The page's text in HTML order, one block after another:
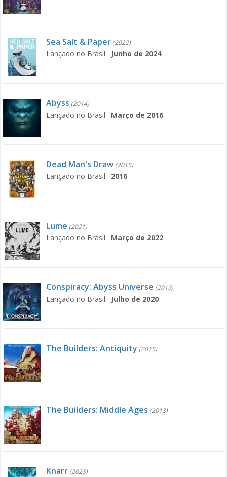
Sea Salt & Paper (2022)
Lançado no Brasil : Junho de 2024
Abyss (2014)
Lançado no Brasil : Março de 2016
Dead Man's Draw (2015)
Lançado no Brasil : 2016
Lume (2021)
Lançado no Brasil : Março de 2022
Conspiracy: Abyss Universe (2019)
Lançado no Brasil : Julho de 2020
The Builders: Antiquity (2015)
The Builders: Middle Ages (2013)
Knarr (2023)